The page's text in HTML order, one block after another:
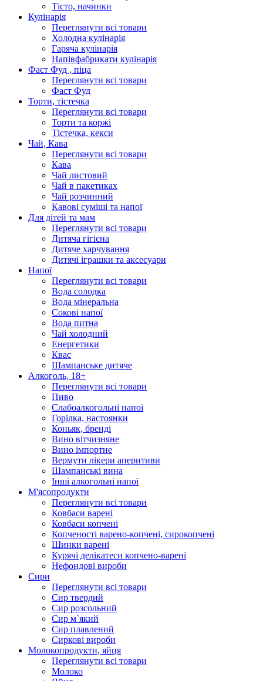
Тісто, начинки
Кулінарія
Переглянути всі товари
Холодна кулінарія
Гаряча кулінарія
Напівфабрикати кулінарія
Фаст Фуд , піца
Переглянути всі товари
Фаст Фуд
Торти, тістечка
Переглянути всі товари
Торти та коржі
Тістечка, кекси
Чай, Кава
Переглянути всі товари
Кава
Чай листовий
Чай в пакетиках
Чай розчинний
Кавові суміші та напої
Для дітей та мам
Переглянути всі товари
Дитяча гігієна
Дитяче харчування
Дитячі іграшки та аксесуари
Напої
Переглянути всі товари
Вода солодка
Вода мінеральна
Сокові напої
Вода питна
Чай холодний
Енергетики
Квас
Шампанське дитяче
Алкоголь, 18+
Переглянути всі товари
Пиво
Слабоалкогольні напої
Горілка, настоянки
Коньяк, бренді
Вино вітчизняне
Вино імпортне
Вермути лікери аперитиви
Шампанські вина
Інші алкогольні напої
М'ясопродукти
Переглянути всі товари
Ковбаси варені
Ковбаси копчені
Копченості варено-копчені, сирокопчені
Шинки варені
Курячі делікатеси копчено-варені
Нефондові вироби
Сири
Переглянути всі товари
Сир твердий
Сир розсольний
Сир м`який
Сир плавлений
Сиркові вироби
Молокопродукти, яйця
Переглянути всі товари
Молоко